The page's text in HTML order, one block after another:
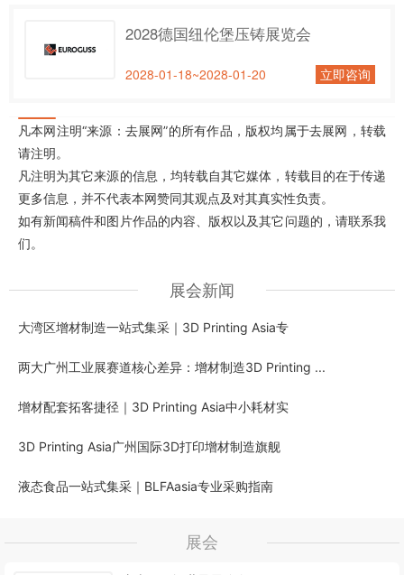
2028德国纽伦堡压铸展览会
2028-01-18~2028-01-20 立即咨询
凡本网注明“来源：去展网”的所有作品，版权均属于去展网，转载
请注明。
凡注明为其它来源的信息，均转载自其它媒体，转载目的在于传递
更多信息，并不代表本网赞同其观点及对其真实性负责。
如有新闻稿件和图片作品的内容、版权以及其它问题的，请联系我
们。
展会新闻
大湾区增材制造一站式集采｜3D Printing Asia专
两大广州工业展赛道核心差异：增材制造3D Printing ...
增材配套拓客捷径｜3D Printing Asia中小耗材实
3D Printing Asia广州国际3D打印增材制造旗舰
液态食品一站式集采｜BLFAasia专业采购指南
展会